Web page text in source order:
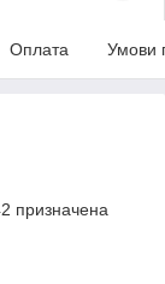
Оплата Умови
призначена